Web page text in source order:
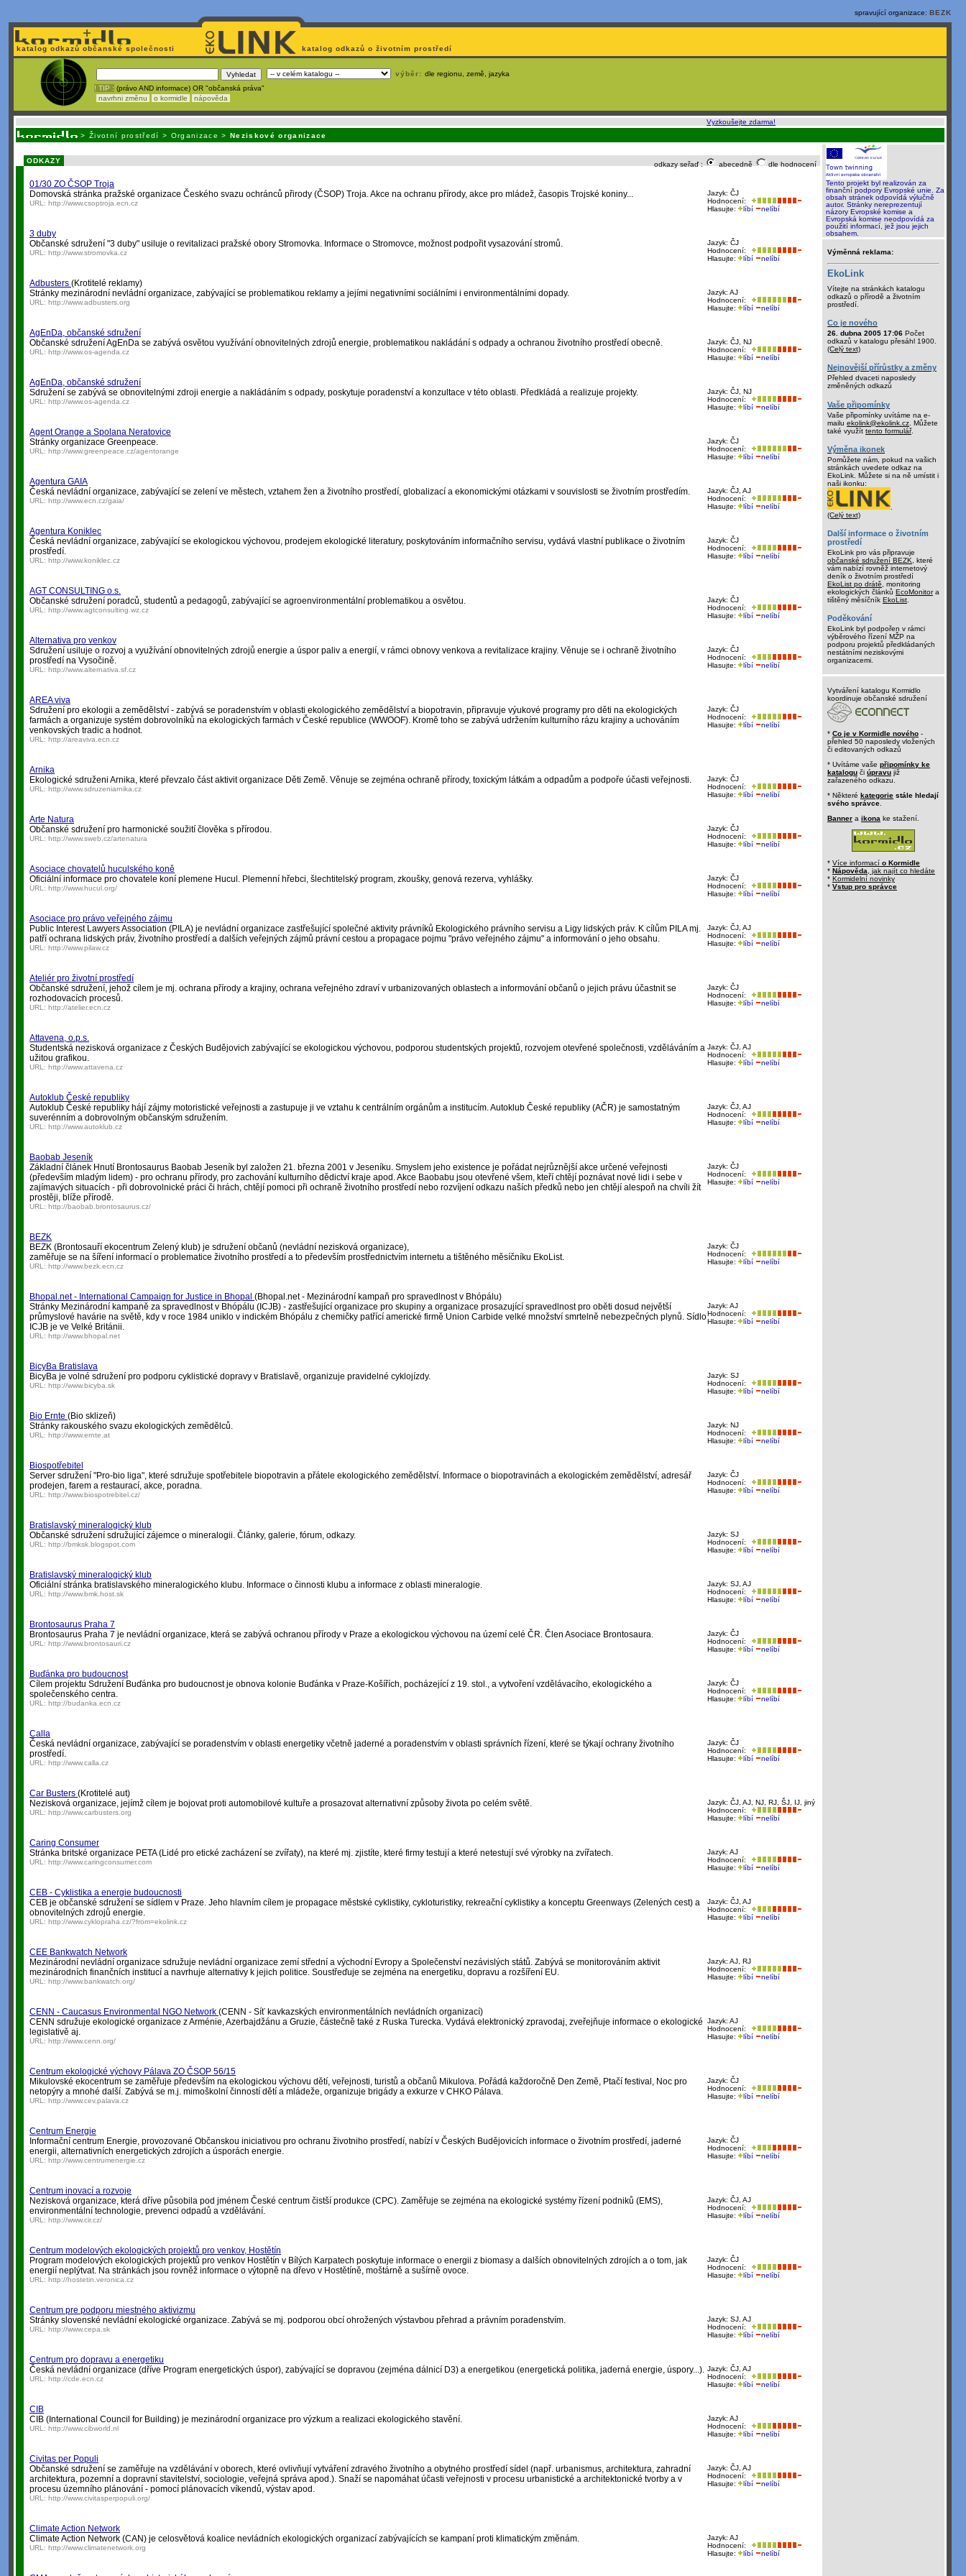
spravující organizace: BEZK
katalog odkazů občanské společnosti katalog odkazů o životním prostředí
výběr: dle regionu, země, jazyka
! TIP : (právo AND informace) OR "občanská práva"
navrhni změnu
o kormidle nápověda
Vyzkoušejte zdarma!
> Životní prostředí > Organizace >Neziskové organizace
odkazy seřaď : abecedně dle hodnocení
ODKAZY
01/30 ZO ČSOP Troja
Jazyk: ČJ
Hodnocení:
Hlasujte:
líbí nelíbí
Domovská stránka pražské organizace Českého svazu ochránců přirody (ČSOP) Troja. Akce na ochranu přírody, akce pro mládež, časopis Trojské koniny...
URL: http://www.csoptroja.ecn.cz
3 duby
Jazyk: ČJ
Hodnocení:
Hlasujte:
líbí nelíbí
Občanské sdružení "3 duby" usiluje o revitalizaci pražské obory Stromovka. Informace o Stromovce, možnost podpořit vysazování stromů.
URL: http://www.stromovka.cz
Adbusters (Krotitelé reklamy)
Jazyk: AJ
Hodnocení:
Hlasujte:
líbí nelíbí
Stránky mezinárodní nevládní organizace, zabývající se problematikou reklamy a jejími negativními sociálními i environmentálními dopady.
URL: http://www.adbusters.org
AgEnDa, občanské sdružení
Jazyk: ČJ, NJ
Hodnocení:
Hlasujte:
líbí nelíbí
Občanské sdružení AgEnDa se zabývá osvětou využívání obnovitelných zdrojů energie, problematikou nakládání s odpady a ochranou životního prostředí obecně.
URL: http://www.os-agenda.cz
AgEnDa, občanské sdružení
Jazyk: ČJ, NJ
Hodnocení:
Hlasujte:
líbí nelíbí
Sdružení se zabývá se obnovitelnými zdroji energie a nakládáním s odpady, poskytuje poradenství a konzultace v této oblasti. Předkládá a realizuje projekty.
URL: http://www.os-agenda.cz
Agent Orange a Spolana Neratovice
Jazyk: ČJ
Hodnocení:
Hlasujte:
líbí nelíbí
Stránky organizace Greenpeace.
URL: http://www.greenpeace.cz/agentorange
Agentura GAIA
Jazyk: ČJ, AJ
Hodnocení:
Hlasujte:
líbí nelíbí
Česká nevládní organizace, zabývající se zelení ve městech, vztahem žen a životního prostředí, globalizací a ekonomickými otázkami v souvislosti se životním prostředím.
URL: http://www.ecn.cz/gaia/
Agentura Koniklec
Jazyk: ČJ
Hodnocení:
Hlasujte:
líbí nelíbí
Česká nevládní organizace, zabývající se ekologickou výchovou, prodejem ekologické literatury, poskytováním informačního servisu, vydává vlastní publikace o životním
prostředí.
URL: http://www.koniklec.cz
AGT CONSULTING o.s.
Jazyk: ČJ
Hodnocení:
Hlasujte:
líbí nelíbí
Občanské sdružení poradců, studentů a pedagogů, zabývající se agroenvironmentální problematikou a osvětou.
URL: http://www.agtconsulting.wz.cz
Alternativa pro venkov
Jazyk: ČJ
Hodnocení:
Hlasujte:
líbí nelíbí
Sdružení usiluje o rozvoj a využívání obnovitelných zdrojů energie a úspor paliv a energií, v rámci obnovy venkova a revitalizace krajiny. Věnuje se i ochraně životního
prostředí na Vysočině.
URL: http://www.alternativa.sf.cz
AREA viva
Jazyk: ČJ
Hodnocení:
Hlasujte:
líbí nelíbí
Sdružení pro ekologii a zemědělství - zabývá se poradenstvím v oblasti ekologického zemědělství a biopotravin, připravuje výukové programy pro děti na ekologických
farmách a organizuje systém dobrovolníků na ekologických farmách v České republice (WWOOF). Kromě toho se zabývá udržením kulturního rázu krajiny a uchováním
venkovských tradic a hodnot.
URL: http://areaviva.ecn.cz
Arnika
Jazyk: ČJ
Hodnocení:
Hlasujte:
líbí nelíbí
Ekologické sdruženi Arnika, které převzalo část aktivit organizace Děti Země. Věnuje se zejména ochraně přírody, toxickým látkám a odpadům a podpoře účasti veřejnosti.
URL: http://www.sdruzeniarnika.cz
Arte Natura
Jazyk: ČJ
Hodnocení:
Hlasujte:
líbí nelíbí
Občanské sdružení pro harmonické soužití člověka s přírodou.
URL: http://www.sweb.cz/artenatura
Asociace chovatelů huculského koně
Jazyk: ČJ
Hodnocení:
Hlasujte:
líbí nelíbí
Oficiální informace pro chovatele koní plemene Hucul. Plemenní hřebci, šlechtitelský program, zkoušky, genová rezerva, vyhlášky.
URL: http://www.hucul.org/
Asociace pro právo veřejného zájmu
Jazyk: ČJ, AJ
Hodnocení:
Hlasujte:
líbí nelíbí
Public Interest Lawyers Association (PILA) je nevládní organizace zastřešující společné aktivity právníků Ekologického právního servisu a Ligy lidských práv. K cílům PILA mj.
patří ochrana lidských práv, životního prostředí a dalších veřejných zájmů právní cestou a propagace pojmu "právo veřejného zájmu" a informování o jeho obsahu.
URL: http://www.pilaw.cz
Ateliér pro životní prostředí
Jazyk: ČJ
Hodnocení:
Hlasujte:
líbí nelíbí
Občanské sdružení, jehož cílem je mj. ochrana přírody a krajiny, ochrana veřejného zdraví v urbanizovaných oblastech a informování občanů o jejich právu účastnit se
rozhodovacích procesů.
URL: http://atelier.ecn.cz
Attavena, o.p.s.
Jazyk: ČJ, AJ
Hodnocení:
Hlasujte:
líbí nelíbí
Studentská nezisková organizace z Českých Budějovich zabývající se ekologickou výchovou, podporou studentských projektů, rozvojem otevřené společnosti, vzděláváním a
užitou grafikou.
URL: http://www.attavena.cz
Autoklub České republiky
Jazyk: ČJ, AJ
Hodnocení:
Hlasujte:
líbí nelíbí
Autoklub České republiky hájí zájmy motoristické veřejnosti a zastupuje ji ve vztahu k centrálním orgánům a institucím. Autoklub České republiky (AČR) je samostatným
suverénním a dobrovolným občanským sdružením.
URL: http://www.autoklub.cz
Baobab Jeseník
Jazyk: ČJ
Hodnocení:
Hlasujte:
líbí nelíbí
Základní článek Hnutí Brontosaurus Baobab Jeseník byl založen 21. března 2001 v Jeseníku. Smyslem jeho existence je pořádat nejrůznější akce určené veřejnosti
(především mladým lidem) - pro ochranu přírody, pro zachování kulturního dědictví kraje apod. Akce Baobabu jsou otevřené všem, kteří chtějí poznávat nové lidi i sebe v
zajímavých situacích - při dobrovolnické práci či hrách, chtějí pomoci při ochraně životního prostředí nebo rozvíjení odkazu naších předků nebo jen chtějí alespoň na chvíli žít
prostěji, blíže přírodě.
URL: http://baobab.brontosaurus.cz/
BEZK
Jazyk: ČJ
Hodnocení:
Hlasujte:
líbí nelíbí
BEZK (Brontosauří ekocentrum Zelený klub) je sdružení občanů (nevládní nezisková organizace),
zaměřuje se na šíření informací o problematice životního prostředí a to především prostřednictvím internetu a tištěného měsíčníku EkoList.
URL: http://www.bezk.ecn.cz
Bhopal.net - International Campaign for Justice in Bhopal (Bhopal.net - Mezinárodní kampaň pro spravedlnost v Bhópálu)
Jazyk: AJ
Hodnocení:
Hlasujte:
líbí nelíbí
Stránky Mezinárodní kampaně za spravedlnost v Bhópálu (ICJB) - zastřešující organizace pro skupiny a organizace prosazující spravedlnost pro oběti dosud největší
průmyslové havárie na světě, kdy v roce 1984 uniklo v indickém Bhópálu z chemičky patřící americké firmě Union Carbide velké množství smrtelně nebezpečných plynů. Sídlo
ICJB je ve Velké Británii.
URL: http://www.bhopal.net
BicyBa Bratislava
Jazyk: SJ
Hodnocení:
Hlasujte:
líbí nelíbí
BicyBa je volné sdružení pro podporu cyklistické dopravy v Bratislavě, organizuje pravidelné cyklojízdy.
URL: http://www.bicyba.sk
Bio Ernte (Bio sklizeň)
Jazyk: NJ
Hodnocení:
Hlasujte:
líbí nelíbí
Stránky rakouského svazu ekologických zemědělců.
URL: http://www.ernte.at
Biospotřebitel
Jazyk: ČJ
Hodnocení:
Hlasujte:
líbí nelíbí
Server sdružení "Pro-bio liga", které sdružuje spotřebitele biopotravin a přátele ekologického zemědělství. Informace o biopotravinách a ekologickém zemědělství, adresář
prodejen, farem a restaurací, akce, poradna.
URL: http://www.biospotrebitel.cz/
Bratislavský mineralogický klub
Jazyk: SJ
Hodnocení:
Hlasujte:
líbí nelíbí
Občanské sdružení sdružující zájemce o mineralogii. Články, galerie, fórum, odkazy.
URL: http://bmksk.blogspot.com
Bratislavský mineralogický klub
Jazyk: SJ, AJ
Hodnocení:
Hlasujte:
líbí nelíbí
Oficiální stránka bratislavského mineralogického klubu. Informace o činnosti klubu a informace z oblasti mineralogie.
URL: http://www.bmk.host.sk
Brontosaurus Praha 7
Jazyk: ČJ
Hodnocení:
Hlasujte:
líbí nelíbí
Brontosaurus Praha 7 je nevládní organizace, která se zabývá ochranou přírody v Praze a ekologickou výchovou na území celé ČR. Člen Asociace Brontosaura.
URL: http://www.brontosauri.cz
Buďánka pro budoucnost
Jazyk: ČJ
Hodnocení:
Hlasujte:
líbí nelíbí
Cílem projektu Sdružení Buďánka pro budoucnost je obnova kolonie Buďánka v Praze-Košířích, pocházející z 19. stol., a vytvoření vzdělávacího, ekologického a
společenského centra.
URL: http://budanka.ecn.cz
Calla
Jazyk: ČJ
Hodnocení:
Hlasujte:
líbí nelíbí
Česká nevládní organizace, zabývající se poradenstvím v oblasti energetiky včetně jaderné a poradenstvím v oblasti správních řízení, které se týkají ochrany životního
prostředí.
URL: http://www.calla.cz
Car Busters (Krotitelé aut)
Jazyk: ČJ, AJ, NJ, RJ, ŠJ, IJ, jiný
Hodnocení:
Hlasujte:
líbí nelíbí
Nezisková organizace, jejímž cílem je bojovat proti automobilové kultuře a prosazovat alternativní způsoby života po celém světě.
URL: http://www.carbusters.org
Caring Consumer
Jazyk: AJ
Hodnocení:
Hlasujte:
líbí nelíbí
Stránka britské organizace PETA (Lidé pro etické zacházení se zvířaty), na které mj. zjistíte, které firmy testují a které netestují své výrobky na zvířatech.
URL: http://www.caringconsumer.com
CEB - Cyklistika a energie budoucnosti
Jazyk: ČJ, AJ
Hodnocení:
Hlasujte:
líbí nelíbí
CEB je občanské sdružení se sídlem v Praze. Jeho hlavním cílem je propagace městské cyklistiky, cykloturistiky, rekreační cyklistiky a konceptu Greenways (Zelených cest) a
obnovitelných zdrojů energie.
URL: http://www.cyklopraha.cz/?from=ekolink.cz
CEE Bankwatch Network
Jazyk: AJ, RJ
Hodnocení:
Hlasujte:
líbí nelíbí
Mezinárodní nevládní organizace sdružuje nevládní organizace zemí střední a východní Evropy a Společenství nezávislých států. Zabývá se monitorováním aktivit
mezinárodních finančních institucí a navrhuje alternativy k jejich politice. Soustřeďuje se zejména na energetiku, dopravu a rozšíření EU.
URL: http://www.bankwatch.org/
CENN - Caucasus Environmental NGO Network (CENN - Síť kavkazských environmentálních nevládních organizací)
Jazyk: AJ
Hodnocení:
Hlasujte:
líbí nelíbí
CENN sdružuje ekologické organizace z Arménie, Azerbajdžánu a Gruzie, částečně také z Ruska Turecka. Vydává elektronický zpravodaj, zveřejňuje informace o ekologické
legislativě aj.
URL: http://www.cenn.org/
Centrum ekologické výchovy Pálava ZO ČSOP 56/15
Jazyk: ČJ
Hodnocení:
Hlasujte:
líbí nelíbí
Mikulovské ekocentrum se zaměřuje především na ekologickou výchovu dětí, veřejnosti, turistů a občanů Mikulova. Pořádá každoročně Den Země, Ptačí festival, Noc pro
netopýry a mnohé další. Zabývá se m.j. mimoškolní činností dětí a mládeže, organizuje brigády a exkurze v CHKO Pálava.
URL: http://www.cev.palava.cz
Centrum Energie
Jazyk: ČJ
Hodnocení:
Hlasujte:
líbí nelíbí
Informační centrum Energie, provozované Občanskou iniciativou pro ochranu životniho prostředí, nabízí v Českých Budějovicích informace o životním prostředí, jaderné
energii, alternativních energetických zdrojích a úsporách energie.
URL: http://www.centrumenergie.cz
Centrum inovací a rozvoje
Jazyk: ČJ, AJ
Hodnocení:
Hlasujte:
líbí nelíbí
Nezisková organizace, která dříve působila pod jménem České centrum čistší produkce (CPC). Zaměřuje se zejména na ekologické systémy řízení podniků (EMS),
environmentální technologie, prevenci odpadů a vzdělávání.
URL: http://www.cir.cz/
Centrum modelových ekologických projektů pro venkov, Hostětín
Jazyk: ČJ
Hodnocení:
Hlasujte:
líbí nelíbí
Program modelových ekologických projektů pro venkov Hostětín v Bílých Karpatech poskytuje informace o energii z biomasy a dalších obnovitelných zdrojích a o tom, jak
energií neplýtvat. Na stránkách jsou rovněž informace o výtopně na dřevo v Hostětíně, moštárně a sušírně ovoce.
URL: http://hostetin.veronica.cz
Centrum pre podporu miestného aktivizmu
Jazyk: SJ, AJ
Hodnocení:
Hlasujte:
líbí nelíbí
Stránky slovenské nevládní ekologické organizace. Zabývá se mj. podporou obcí ohrožených výstavbou přehrad a právním poradenstvím.
URL: http://www.cepa.sk
Centrum pro dopravu a energetiku
Jazyk: ČJ, AJ
Hodnocení:
Hlasujte:
líbí nelíbí
Česká nevládní organizace (dříve Program energetických úspor), zabývající se dopravou (zejména dálnicí D3) a energetikou (energetická politika, jaderná energie, úspory...).
URL: http://cde.ecn.cz
CIB
Jazyk: AJ
Hodnocení:
Hlasujte:
líbí nelíbí
CIB (International Council for Building) je mezinárodní organizace pro výzkum a realizaci ekologického stavění.
URL: http://www.cibworld.nl
Civitas per Populi
Jazyk: ČJ, AJ
Hodnocení:
Hlasujte:
líbí nelíbí
Občanské sdružení se zaměřuje na vzdělávání v oborech, které ovlivňují vytváření zdravého životního a obytného prostředí sídel (např. urbanismus, architektura, zahradní
architektura, pozemní a dopravní stavitelství, sociologie, veřejná správa apod.). Snaží se napomáhat účasti veřejnosti v procesu urbanistické a architektonické tvorby a v
procesu územního plánování - pomocí plánovacích víkendů, výstav apod.
URL: http://www.civitasperpopuli.org/
Climate Action Network
Jazyk: AJ
Hodnocení:
Hlasujte:
líbí nelíbí
Climate Action Network (CAN) je celosvětová koalice nevládních ekologických organizací zabývajících se kampaní proti klimatickým změnám.
URL: http://www.climatenetwork.org
Tento projekt byl realizován za
finanční podpory Evropské unie. Za
obsah stránek odpovídá výlučně
autor. Stránky nereprezentují
názory Evropské komise a
Evropská komise neodpovídá za
použití informací, jež jsou jejich
obsahem.
Výměnná reklama:
EkoLink
Vítejte na stránkách katalogu
odkazů o přírodě a životním
prostředí.
Co je nového
26. dubna 2005 17:06 Počet
odkazů v katalogu přesáhl 1900.
(Celý text)
Nejnovější přírůstky a změny
Přehled dvaceti naposledy
změněných odkazů
Vaše připomínky
Vaše připomínky uvítáme na e-
mailu ekolink@ekolink.cz . Můžete
také využít tento formulář.
Výměna ikonek
Pomůžete nám, pokud na vašich
stránkách uvedete odkaz na
EkoLink. Můžete si na ně umístit i
naši ikonku:
(Celý text)
Další informace o životním
prostředí
EkoLink pro vás připravuje
občanské sdružení BEZK , které
vám nabízí rovněž internetový
deník o životním prostředí
EkoList po drátě , monitoring
ekologických článků EcoMonitora
tištěný měsíčník EkoList
Poděkování
EkoLink byl podpořen v rámci
výběrového řízení MŽP na
podporu projektů předkládaných
nestátními neziskovými
organizacemi.
Vytváření katalogu Kormidlo
koordinuje občanské sdružení
* Co je v Kormidle nového -
přehled 50 naposledy vložených
či editovaných odkazů
* Uvítáme vaše připomínky ke
katalogu či úpravu již
zařazeného odkazu.
* Některé kategorie stále hledají
svého správce
Banner a ikona ke stažení.
* Více informací o Kormidle
* Nápověda , jak najít co hledáte
* Kormidelní novinky
* Vstup pro správce